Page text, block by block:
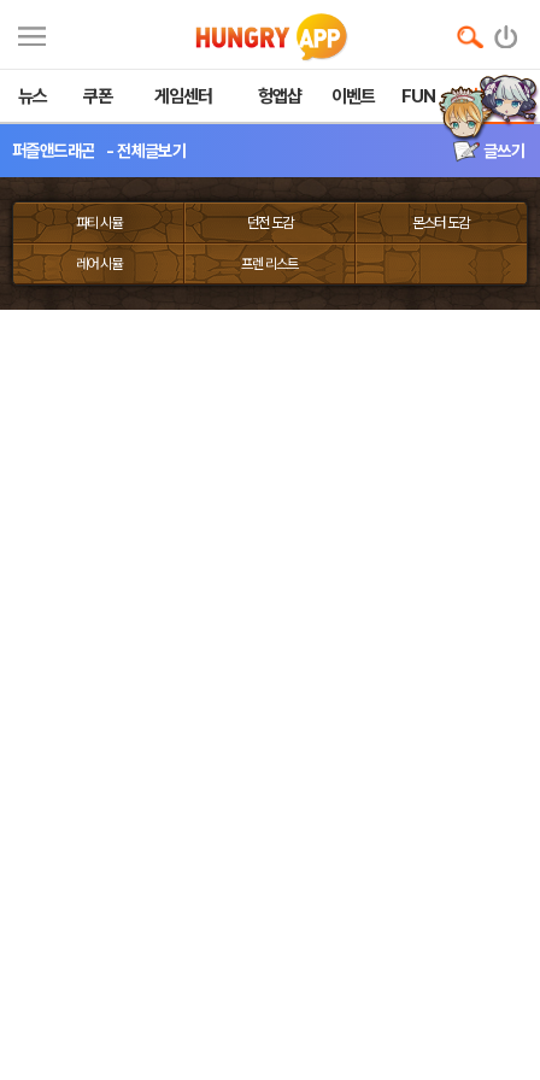
뉴스 쿠폰 게임센터 헝앱샵 이벤트 FUN 커뮤니티
퍼즐앤드래곤 - 전체글보기 글쓰기
파티 시뮬 던전 도감 몬스터 도감
레어 시뮬 프렌 리스트